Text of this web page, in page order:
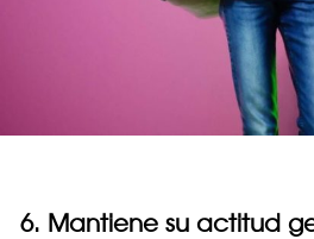
6. Mantiene su actitud